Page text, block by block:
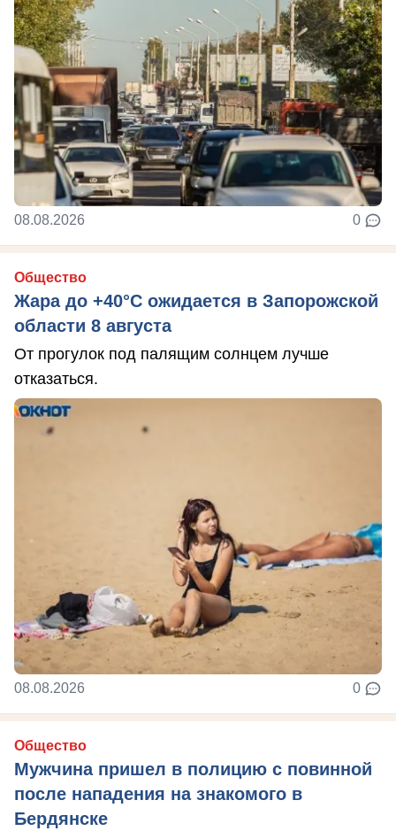
08.08.2026 0
Общество
Жара до +40°С ожидается в Запорожской
области 8 августа
От прогулок под палящим солнцем лучше
отказаться.
08.08.2026 0
Общество
Мужчина пришел в полицию с повинной
после нападения на знакомого в
Бердянске